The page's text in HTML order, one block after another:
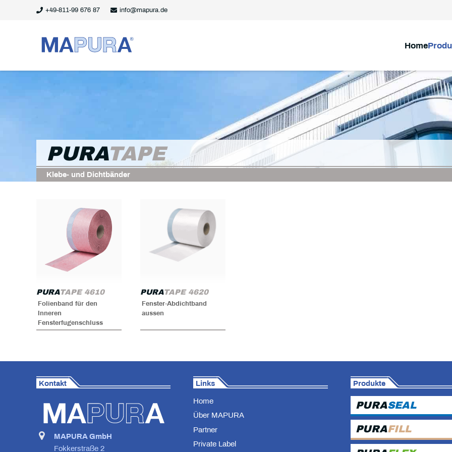
+49-811-99 676 87 info@mapura.de
Home
PURATAPE
Klebe- und Dichtbänder
PURATAPE 4610
Folienband für den
Inneren
Fensterfugenschluss
PURATAPE 4620
Fenster-Abdichtband
aussen
Kontakt
MAPURA GmbH
Fokkerstraße 2
Links
Home
Über MAPURA
Partner
Private Label
Produkte
PURASEAL
PURAFILL